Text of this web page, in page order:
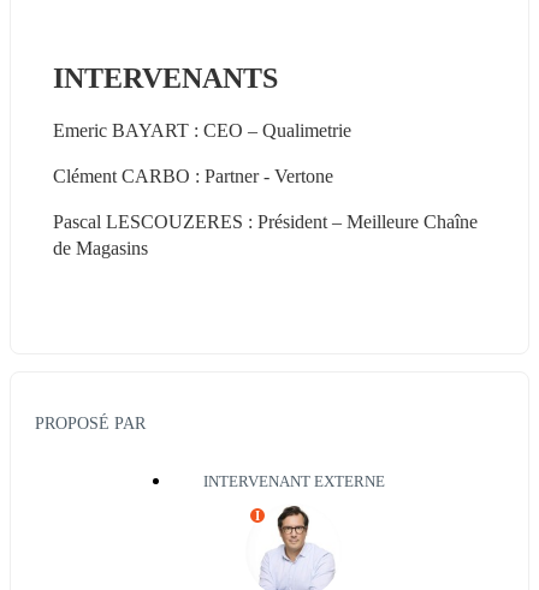
INTERVENANTS
Emeric BAYART : CEO – Qualimetrie
Clément CARBO : Partner - Vertone
Pascal LESCOUZERES : Président – Meilleure Chaîne
de Magasins
PROPOSÉ PAR
INTERVENANT EXTERNE
I